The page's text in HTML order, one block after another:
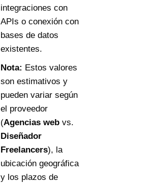
integraciones con
APIs o conexión con
bases de datos
existentes.
Nota: Estos valores
son estimativos y
pueden variar según
el proveedor
(Agencias web vs.
Diseñador
Freelancers), la
ubicación geográfica
y los plazos de